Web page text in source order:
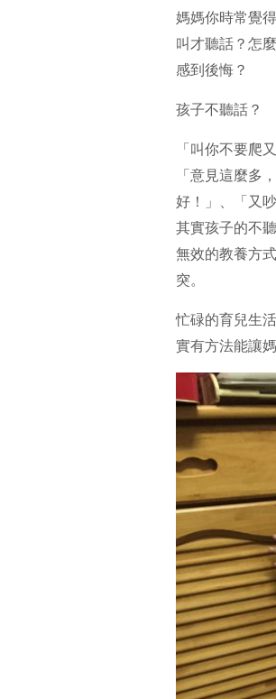
媽媽你時常覺
叫才聽話？怎
感到後悔？
孩子不聽話
「叫你不要爬
「意見這麼多
好！」、「又
其實孩子的不
無效的教養方
突。
忙碌的育兒生
實有方法能讓